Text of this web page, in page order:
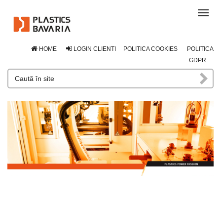
HOME LOGIN CLIENTI POLITICA COOKIES
POLITICA
GDPR